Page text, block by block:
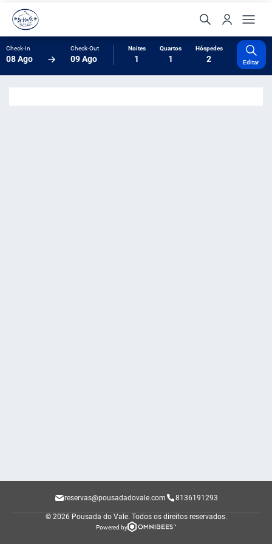
Check-In
08 Ago
Check-Out
09 Ago
Noites
1
Quartos
1
Hóspedes
2 Editar
reservas@pousadadovale.com 8136191293
© 2026 Pousada do Vale. Todos os direitos reservados.
Powered by